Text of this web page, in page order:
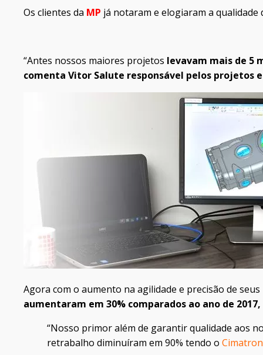
Os clientes da MP já notaram e elogiaram a
“Antes nossos maiores projetos levavam mais de 5
comenta Vitor Salute responsável pelos projetos
Agora com o aumento na agilidade e precisão de
aumentaram em 30% comparados ao ano de
“Nosso primor além de garantir qualidade aos
retrabalho diminuíram em 90% tendo o Cimatron